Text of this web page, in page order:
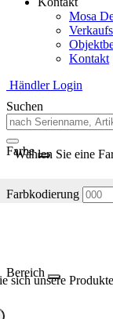
Mosa
Kontakt
Händler Login
Suchen
Farbe
Wählen Sie eine
Farbkodierung
Bereich
sich unsere